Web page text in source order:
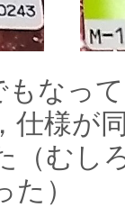
なっ
仕様が
（むし
）